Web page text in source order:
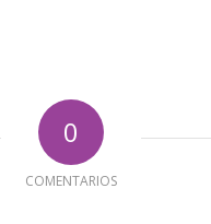
0
COMENTARIOS